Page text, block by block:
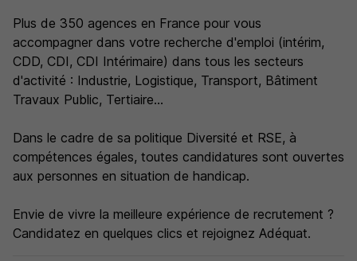
Plus de 350 agences en France pour vous
accompagner dans votre recherche d'emploi (intérim,
CDD, CDI, CDI Intérimaire) dans tous les secteurs
d'activité : Industrie, Logistique, Transport, Bâtiment
Travaux Public, Tertiaire...
Dans le cadre de sa politique Diversité et RSE, à
compétences égales, toutes candidatures sont ouvertes
aux personnes en situation de handicap.
Envie de vivre la meilleure expérience de recrutement ?
Candidatez en quelques clics et rejoignez Adéquat.